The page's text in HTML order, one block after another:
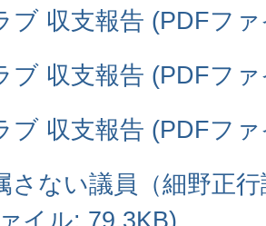
ブ 収支報告 (PDFフ
ブ 収支報告 (PDFフ
ブ 収支報告 (PDFフ
さない議員（細野正
イル: 79.3KB)